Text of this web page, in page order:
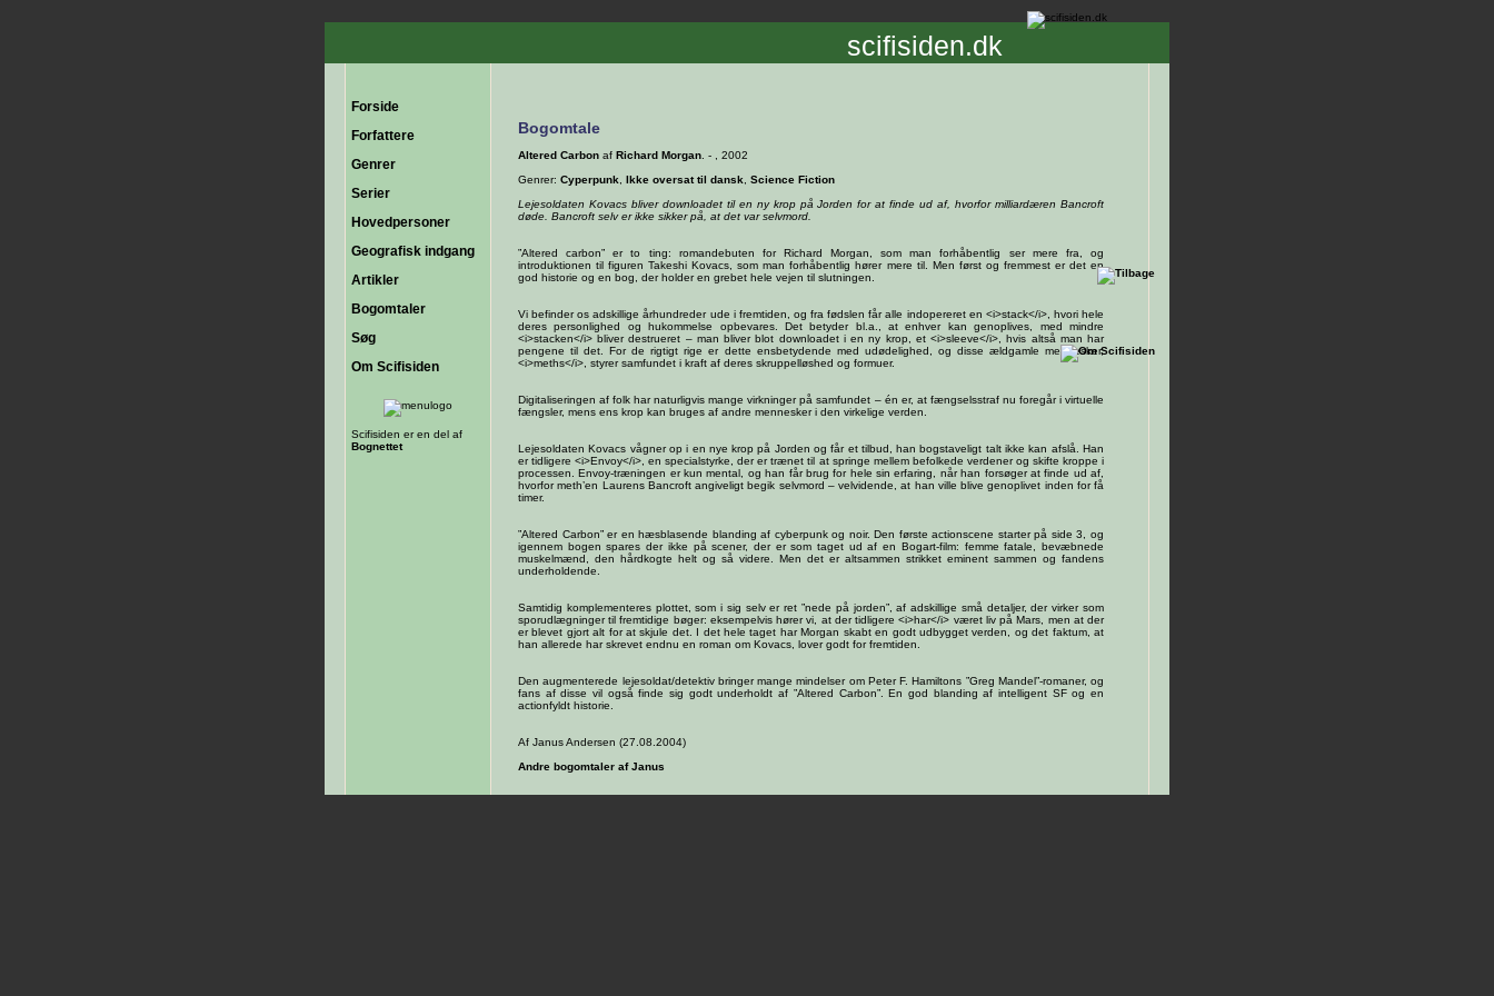
Forside
Forfattere
Genrer
Serier
Hovedpersoner
Geografisk indgang
Artikler
Bogomtaler
Søg
Om Scifisiden
Scifisiden er en del af
Bognettet
Bogomtale
Altered Carbon af Richard Morgan . - , 2002
Genrer: Cyperpunk Ikke oversat til dansk
Science Fiction
Lejesoldaten Kovacs bliver downloadet til en ny krop på Jorden for at finde ud af, hvorfor milliardæren Bancroft
døde. Bancroft selv er ikke sikker på, at det var selvmord.
”Altered carbon” er to ting: romandebuten for Richard Morgan, som man forhåbentlig ser mere fra, og
introduktionen til figuren Takeshi Kovacs, som man forhåbentlig hører mere til. Men først og fremmest er det en
god historie og en bog, der holder en grebet hele vejen til slutningen.
Vi befinder os adskillige århundreder ude i fremtiden, og fra fødslen får alle indopereret en <i>stack</i>, hvori hele
deres personlighed og hukommelse opbevares. Det betyder bl.a., at enhver kan genoplives, med mindre
<i>stacken</i> bliver destrueret – man bliver blot downloadet i en ny krop, et <i>sleeve</i>, hvis altså man har
pengene til det. For de rigtigt rige er dette ensbetydende med udødelighed, og disse ældgamle mennesker,
<i>meths</i>, styrer samfundet i kraft af deres skruppelløshed og formuer.
Digitaliseringen af folk har naturligvis mange virkninger på samfundet – én er, at fængselsstraf nu foregår i virtuelle
fængsler, mens ens krop kan bruges af andre mennesker i den virkelige verden.
Lejesoldaten Kovacs vågner op i en nye krop på Jorden og får et tilbud, han bogstaveligt talt ikke kan afslå. Han
er tidligere <i>Envoy</i>, en specialstyrke, der er trænet til at springe mellem befolkede verdener og skifte kroppe i
processen. Envoy-træningen er kun mental, og han får brug for hele sin erfaring, når han forsøger at finde ud af,
hvorfor meth’en Laurens Bancroft angiveligt begik selvmord – velvidende, at han ville blive genoplivet inden for få
timer.
”Altered Carbon” er en hæsblasende blanding af cyberpunk og noir. Den første actionscene starter på side 3, og
igennem bogen spares der ikke på scener, der er som taget ud af en Bogart-film: femme fatale, bevæbnede
muskelmænd, den hårdkogte helt og så videre. Men det er altsammen strikket eminent sammen og fandens
underholdende.
Samtidig komplementeres plottet, som i sig selv er ret ”nede på jorden”, af adskillige små detaljer, der virker som
sporudlægninger til fremtidige bøger: eksempelvis hører vi, at der tidligere <i>har</i> været liv på Mars, men at der
er blevet gjort alt for at skjule det. I det hele taget har Morgan skabt en godt udbygget verden, og det faktum, at
han allerede har skrevet endnu en roman om Kovacs, lover godt for fremtiden.
Den augmenterede lejesoldat/detektiv bringer mange mindelser om Peter F. Hamiltons ”Greg Mandel”-romaner, og
fans af disse vil også finde sig godt underholdt af ”Altered Carbon”. En god blanding af intelligent SF og en
actionfyldt historie.
Af Janus Andersen (27.08.2004)
Andre bogomtaler af Janus
scifisiden.dk